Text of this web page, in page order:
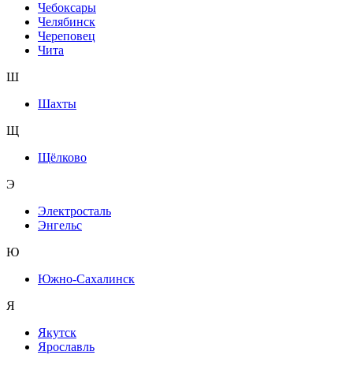
Чебоксары
Челябинск
Череповец
Чита
Ш
Шахты
Щ
Щёлково
Э
Электросталь
Энгельс
Ю
Южно-Сахалинск
Я
Якутск
Ярославль